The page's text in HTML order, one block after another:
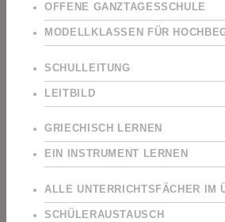
OFFENE GANZTAGESSCHULE
MODELLKLASSEN FÜR
SCHULLEITUNG
LEITBILD
GRIECHISCH LERNEN
EIN INSTRUMENT LERNEN
ALLE UNTERRICHTSFÄCHER IM
SCHÜLERAUSTAUSCH